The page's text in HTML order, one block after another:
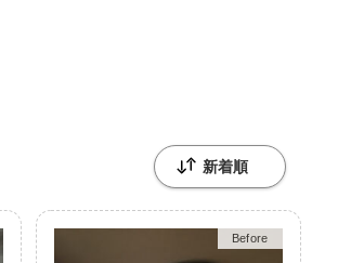
Before
After